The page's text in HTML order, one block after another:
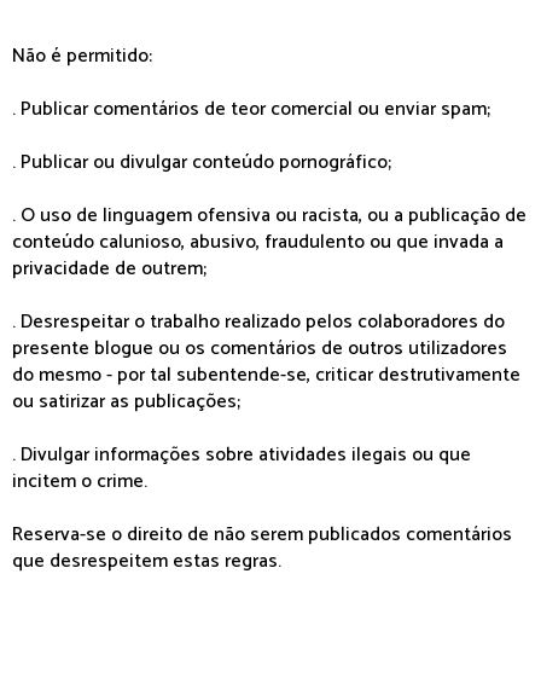
Não é permitido:
. Publicar comentários de teor comercial ou enviar spam;
. Publicar ou divulgar conteúdo pornográfico;
. O uso de linguagem ofensiva ou racista, ou a publicação de
conteúdo calunioso, abusivo, fraudulento ou que invada a
privacidade de outrem;
. Desrespeitar o trabalho realizado pelos colaboradores do
presente blogue ou os comentários de outros utilizadores
do mesmo - por tal subentende-se, criticar destrutivamente
ou satirizar as publicações;
. Divulgar informações sobre atividades ilegais ou que
incitem o crime.
Reserva-se o direito de não serem publicados comentários
que desrespeitem estas regras.